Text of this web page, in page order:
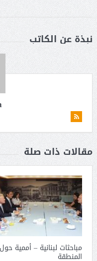
نبذة عن الكاتب
مقالات ذات صلة
مباحثات لبنانية – أممية
المنطقة